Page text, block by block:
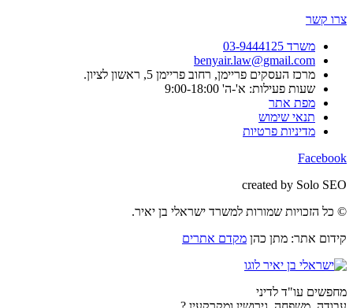
צרו קשר
משרד 03-9444125
benyair.law@gmail.com
מרכז העסקים פריימן, רחוב פריימן 5, ראשון לציון.
שעות פעילות: א'-ה' 9:00-18:00
מפת אתר
תנאי שימוש
מדיניות פרטיות
Facebook
created by Solo SEO
© כל הזכויות שמורות למשרד ישראלי בן יאיר.
קידום אתר: מתן כהן מקדם אתרים
מחפשים עו"ד לדיני